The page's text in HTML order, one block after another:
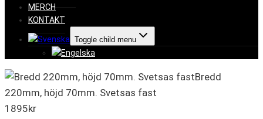
MERCH
KONTAKT
Toggle child menu
Bredd
220mm, höjd 70mm. Svetsas fast
1895kr